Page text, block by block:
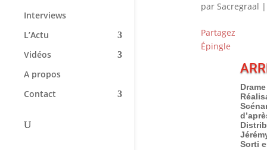
Interviews
L’Actu
Vidéos
A propos
Contact
par Sacregraal |
Partagez
Épingle
Sorti